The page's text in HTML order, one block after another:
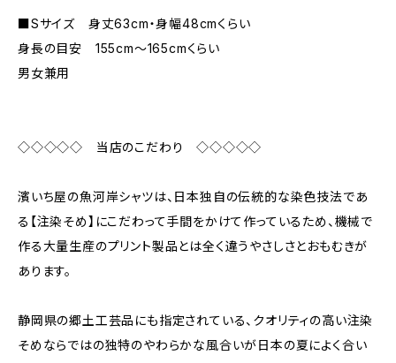
■Sサイズ 身丈63cm・身幅48cmくらい
身長の目安 155cm〜165cmくらい
男女兼用
◇◇◇◇◇ 当店のこだわり ◇◇◇◇◇
濱いち屋の魚河岸シャツは、日本独自の伝統的な染色技法であ
る【注染そめ】にこだわって手間をかけて作っているため、機械で
作る大量生産のプリント製品とは全く違うやさしさとおもむきが
あります。
静岡県の郷土工芸品にも指定されている、クオリティの高い注染
そめならではの独特のやわらかな風合いが日本の夏によく合い